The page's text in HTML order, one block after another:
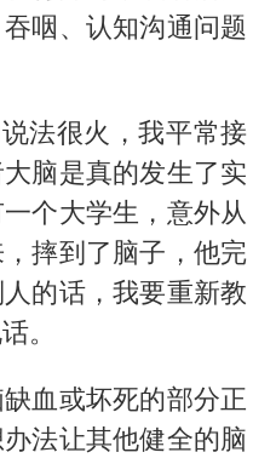
咽、认知沟通问题
法很火，我平常接
脑是真的发生了实
个大学生，意外从
摔到了脑子，他完
的话，我要重新教
。
血或坏死的部分正
法让其他健全的脑